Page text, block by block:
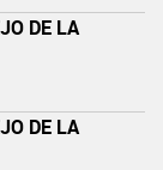
DE LA
DE LA